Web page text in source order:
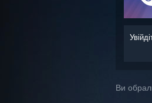
Ви